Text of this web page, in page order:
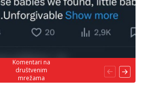
Komentari na
društvenim
mrežama